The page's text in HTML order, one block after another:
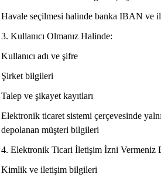
Havale seçilmesi halinde banka IBAN ve
3. Kullanıcı Olmanız Halinde:
Kullanıcı adı ve şifre
Şirket bilgileri
Talep ve şikayet kayıtları
Elektronik ticaret sistemi çerçevesinde
depolanan müşteri bilgileri
4. Elektronik Ticari İletişim İzni Vermeniz
Kimlik ve iletişim bilgileri